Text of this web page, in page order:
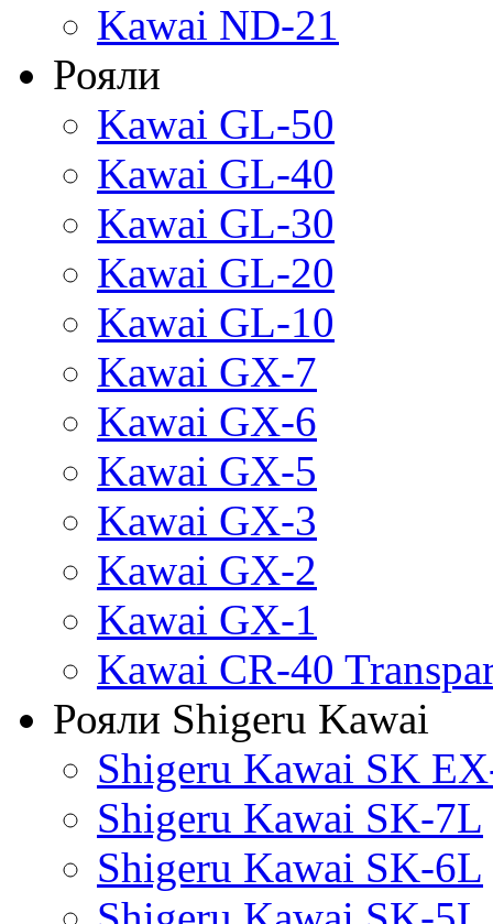
Kawai ND-21
Рояли
Kawai GL-50
Kawai GL-40
Kawai GL-30
Kawai GL-20
Kawai GL-10
Kawai GX-7
Kawai GX-6
Kawai GX-5
Kawai GX-3
Kawai GX-2
Kawai GX-1
Kawai CR-40
Рояли Shigeru Kawai
Shigeru Kawai SK
Shigeru Kawai SK-7L
Shigeru Kawai SK-6L